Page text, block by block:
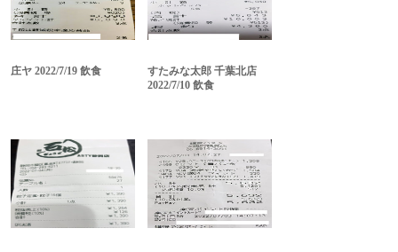
庄ヤ 2022/7/19 飲食
すたみな太郎 千葉北店
2022/7/10 飲食